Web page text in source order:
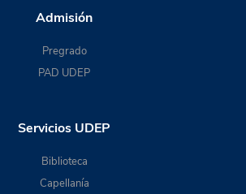
Admisión
Pregrado
PAD UDEP
Servicios UDEP
Biblioteca
Capellanía